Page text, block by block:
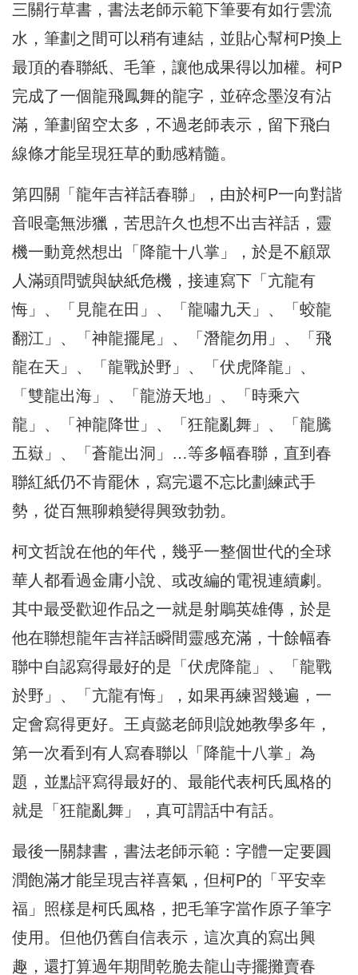
三關行草書，書法老師示範下筆要有如行雲流
水，筆劃之間可以稍有連結，並貼心幫柯P換上
最頂的春聯紙、毛筆，讓他成果得以加權。柯P
完成了一個龍飛鳳舞的龍字，並碎念墨沒有沾
滿，筆劃留空太多，不過老師表示，留下飛白
線條才能呈現狂草的動感精髓。
第四關「龍年吉祥話春聯」，由於柯P一向對諧
音哏毫無涉獵，苦思許久也想不出吉祥話，靈
機一動竟然想出「降龍十八掌」，於是不顧眾
人滿頭問號與缺紙危機，接連寫下「亢龍有
悔」、「見龍在田」、「龍嘯九天」、「蛟龍
翻江」、「神龍擺尾」、「潛龍勿用」、「飛
龍在天」、「龍戰於野」、「伏虎降龍」、
「雙龍出海」、「龍游天地」、「時乘六
龍」、「神龍降世」、「狂龍亂舞」、「龍騰
五嶽」、「蒼龍出洞」…等多幅春聯，直到春
聯紅紙仍不肯罷休，寫完還不忘比劃練武手
勢，從百無聊賴變得興致勃勃。
柯文哲說在他的年代，幾乎一整個世代的全球
華人都看過金庸小說、或改編的電視連續劇。
其中最受歡迎作品之一就是射鵰英雄傳，於是
他在聯想龍年吉祥話瞬間靈感充滿，十餘幅春
聯中自認寫得最好的是「伏虎降龍」、「龍戰
於野」、「亢龍有悔」，如果再練習幾遍，一
定會寫得更好。王貞懿老師則說她教學多年，
第一次看到有人寫春聯以「降龍十八掌」為
題，並點評寫得最好的、最能代表柯氏風格的
就是「狂龍亂舞」，真可謂話中有話。
最後一關隸書，書法老師示範：字體一定要圓
潤飽滿才能呈現吉祥喜氣，但柯P的「平安幸
福」照樣是柯氏風格，把毛筆字當作原子筆字
使用。但他仍舊自信表示，這次真的寫出興
趣，還打算過年期間乾脆去龍山寺擺攤賣春